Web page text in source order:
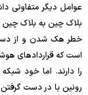
عوامل دیگر متفاوتی
بلاک چین به بلاک
خطر هک شدن و از دست
است که قراردادهای
را دارند. اما خود
رونین با در دست گرفتن